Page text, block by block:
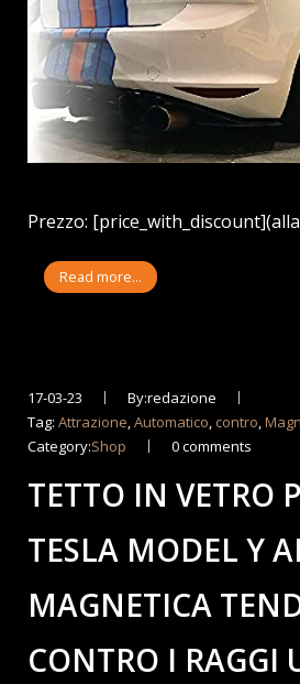
Prezzo:
Read more...
17-03-23
By:redazione
Tag:Attrazione,Automatico, contro,
Category:Shop 0 comments
TETTO IN VETRO
TESLA MODEL Y
MAGNETICA
CONTRO I RAGGI